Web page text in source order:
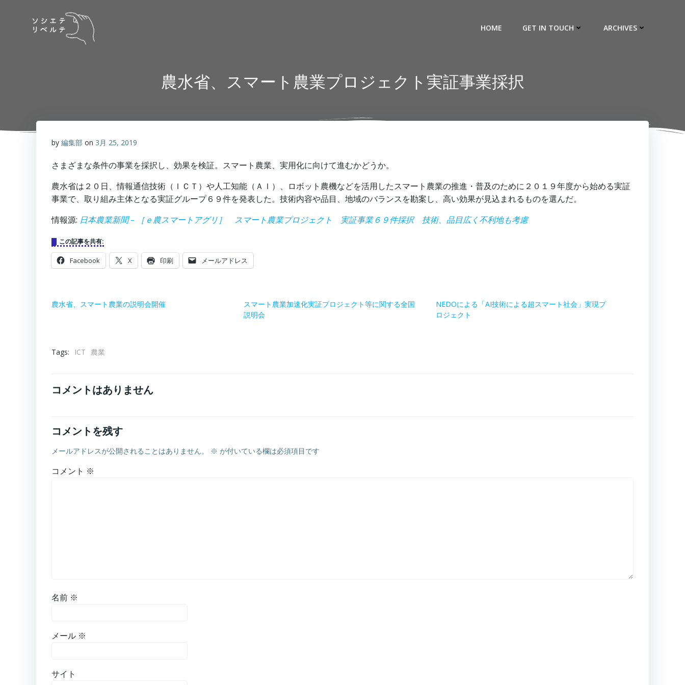
HOME GET IN TOUCH ARCHIVES
農水省、スマート農業プロジェクト実証事業採択
by 編集部 on 3月 25, 2019
さまざまな条件の事業を採択し、効果を検証。スマート農業、実用化に向けて進むかどうか。
農水省は２０日、情報通信技術（ＩＣＴ）や人工知能（ＡＩ）、ロボット農機などを活用したスマート農業の推進・普及のために２０１９年度から始める実証
事業で、取り組み主体となる実証グループ６９件を発表した。技術内容や品目、地域のバランスを勘案し、高い効果が見込まれるものを選んだ。
情報源: 日本農業新聞 – ［ｅ農スマートアグリ］ スマート農業プロジェクト 実証事業６９件採択 技術、品目広く不利地も考慮
この記事を共有:
Facebook X 印刷 メールアドレス
農水省、スマート農業の説明会開催
スマート農業加速化実証プロジェクト等に関する全国
説明会
NEDOによる「AI技術による超スマート社会」実現プ
ロジェクト
Tags: ICT 農業
コメントはありません
コメントを残す
メールアドレスが公開されることはありません。 ※ が付いている欄は必須項目です
コメント ※
名前 ※
メール ※
サイト